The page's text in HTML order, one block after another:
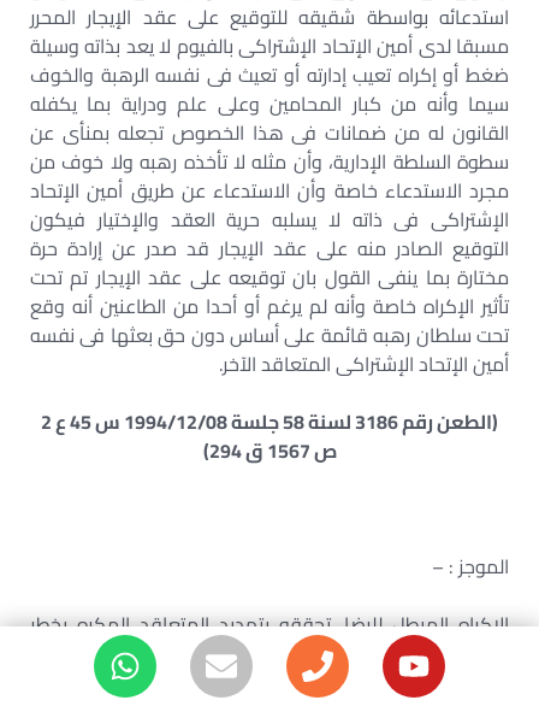
استدعائه بواسطة شقيقه للتوقيع على عقد الإيجار المحرر
مسبقا لدى أمين الإتحاد الإشتراكى بالفيوم لا يعد بذاته وسيلة
ضغط أو إكراه تعيب إدارته أو تعيث فى نفسه الرهبة والخوف
سيما وأنه من كبار المحامين وعلى علم ودراية بما يكفله
القانون له من ضمانات فى هذا الخصوص تجعله بمنأى عن
سطوة السلطة الإدارية، وأن مثله لا تأخذه رهبه ولا خوف من
مجرد الاستدعاء خاصة وأن الاستدعاء عن طريق أمين الإتحاد
الإشتراكى فى ذاته لا يسلبه حرية العقد والإختيار فيكون
التوقيع الصادر منه على عقد الإيجار قد صدر عن إرادة حرة
مختارة بما ينفى القول بان توقيعه على عقد الإيجار تم تحت
تأثير الإكراه خاصة وأنه لم يرغم أو أحدا من الطاعنين أنه وقع
تحت سلطان رهبه قائمة على أساس دون حق بعثها فى نفسه
أمين الإتحاد الإشتراكى المتعاقد الآخر.
(الطعن رقم 3186 لسنة 58 جلسة 1994/12/08 س 45 ع 2
ص 1567 ق 294)
الموجز : –
الاكراه المبطل للرضا. تحققه بتهديد المتعاقد المكره بخطر
جسيم محدق بنفسه أو بماله .تقدير وسائله ومبلغ جسامتها
وتأثيرها .موضوعى تستقل بالفصل فيه محكمة الموضوع .